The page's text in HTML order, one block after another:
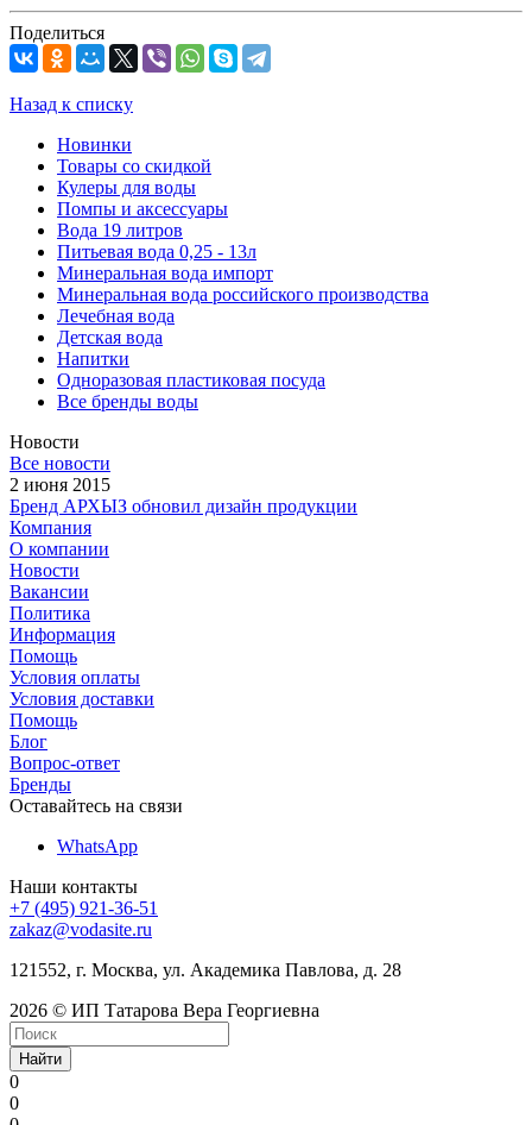
Поделиться
Назад к списку
Новинки
Товары со скидкой
Кулеры для воды
Помпы и аксессуары
Вода 19 литров
Питьевая вода 0,25 - 13л
Минеральная вода импорт
Минеральная вода российского производства
Лечебная вода
Детская вода
Напитки
Одноразовая пластиковая посуда
Все бренды воды
Новости
Все новости
2 июня 2015
Бренд АРХЫЗ обновил дизайн продукции
Компания
О компании
Новости
Вакансии
Политика
Информация
Помощь
Условия оплаты
Условия доставки
Помощь
Блог
Вопрос-ответ
Бренды
Оставайтесь на связи
WhatsApp
Наши контакты
+7 (495) 921-36-51
zakaz@vodasite.ru
121552, г. Москва, ул. Академика Павлова, д. 28
2026 © ИП Татарова Вера Георгиевна
Найти
0
0